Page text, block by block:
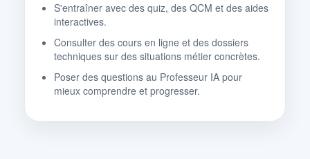
S'entraîner avec des quiz, des QCM et des aides
interactives.
Consulter des cours en ligne et des dossiers
techniques sur des situations métier concrètes.
Poser des questions au Professeur IA pour
mieux comprendre et progresser.